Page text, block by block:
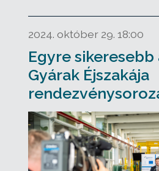
2024. október 29. 18:00
Egyre
Gyárak Éjszakája